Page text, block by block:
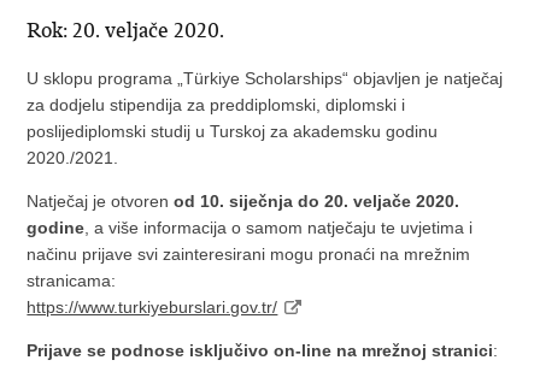
Rok: 20. veljače 2020.
U sklopu programa „Türkiye Scholarships“ objavljen je natječaj
za dodjelu stipendija za preddiplomski, diplomski i
poslijediplomski studij u Turskoj za akademsku godinu
2020./2021.
Natječaj je otvorenod 10. siječnja do 20. veljače 2020.
godine , a više informacija o samom natječaju te uvjetima i
načinu prijave svi zainteresirani mogu pronaći na mrežnim
stranicama:
https://www.turkiyeburslari.gov.tr/
Prijave se podnose isključivo on-line na mrežnoj stranici: